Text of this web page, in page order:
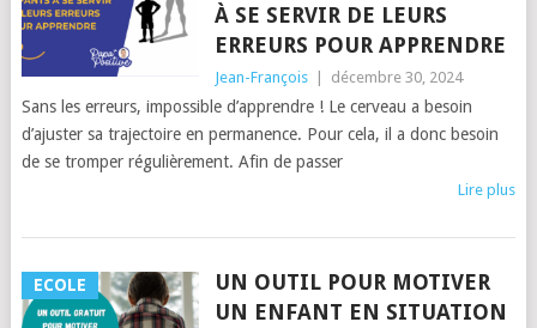
À SE SERVIR DE LEURS
ERREURS POUR APPRENDRE
Jean-François décembre 30, 2024
Sans les erreurs, impossible d’apprendre ! Le cerveau a besoin
d’ajuster sa trajectoire en permanence. Pour cela, il a donc besoin
de se tromper régulièrement. Afin de passer
Lire plus
ECOLE
UN OUTIL POUR MOTIVER
UN ENFANT EN SITUATION